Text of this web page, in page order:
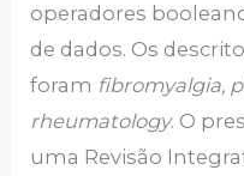
operadores
de dados. Os
foram fibromyalgia,
rheumatology. O
uma Revisão